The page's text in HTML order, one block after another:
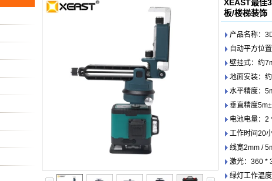
XEAST最佳
板/楼梯装饰
产品名称：
自动平方位
壁挂式：约
地面安装：
水平精度：
垂直精度
电池电量：2
工作时间20
线宽2mm /
激光：360 *
绿灯工作温